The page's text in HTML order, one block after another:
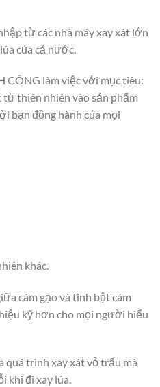
từ các nhà máy xay xát lớn
của cả nước.
CÔNG làm việc với mục tiêu:
thiên nhiên vào sản phẩm
bạn đồng hành của mọi
khác.
cám gạo và tinh bột cám
kỹ hơn cho mọi người hiểu
quá trình xay xát vỏ trấu mà
khi đi xay lúa.